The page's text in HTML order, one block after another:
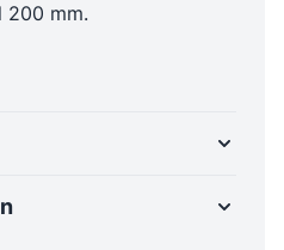
200 mm.